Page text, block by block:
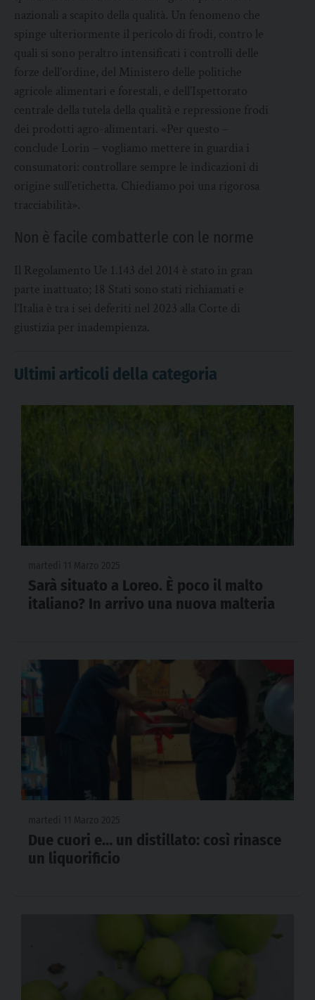
nazionali a scapito della qualità. Un fenomeno che
spinge ulteriormente il pericolo di frodi, contro le
quali si sono peraltro intensificati i controlli delle
forze dell’ordine, del Ministero delle politiche
agricole alimentari e forestali, e dell’Ispettorato
centrale della tutela della qualità e repressione frodi
dei prodotti agro-alimentari. «Per questo –
conclude Lorin – vogliamo mettere in guardia i
consumatori: controllare sempre le indicazioni di
origine sull’etichetta. Chiediamo poi una rigorosa
tracciabilità».
Non è facile combatterle con le norme
Il Regolamento Ue 1.143 del 2014 è stato in gran
parte inattuato; 18 Stati sono stati richiamati e
l’Italia è tra i sei deferiti nel 2023 alla Corte di
giustizia per inadempienza.
Ultimi articoli della categoria
Sarà situato a Loreo. È poco il malto
italiano? In arrivo una nuova malteria
Due cuori e… un distillato: così rinasce
un liquorificio